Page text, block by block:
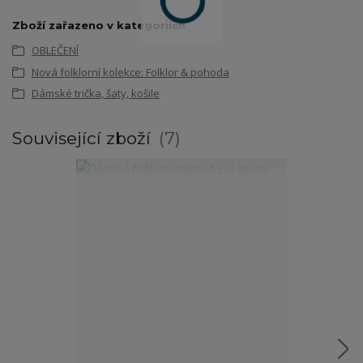
Zboží zařazeno v kategoriích
OBLEČENÍ
Nová folklorní kolekce: Folklor & pohoda
Dámské trička, šaty, košile
Související zboží 7